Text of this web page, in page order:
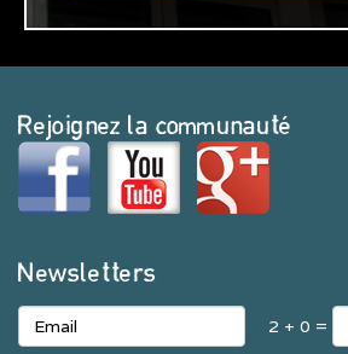
Rejoignez la communauté
Newsletters
2 + 0 =